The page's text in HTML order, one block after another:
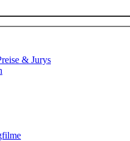
& Jurys